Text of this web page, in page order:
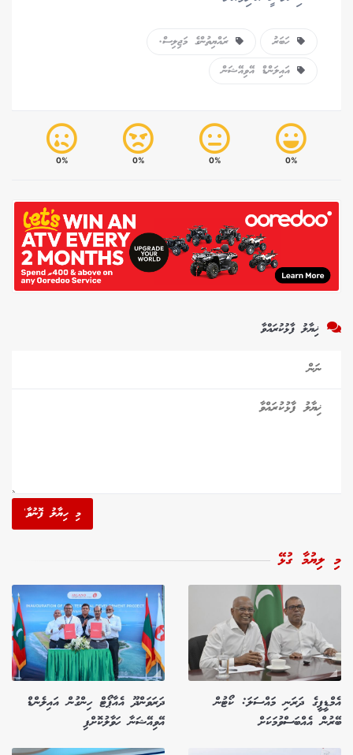
ހަބަރު
ރައްޔިތުންގެ މަޖިލިސް.
އައިލަންޑް އޭވިއޭޝަން
0%
0%
0%
0%
ޚިޔާލު ފާޅުކުރައްވާ
މި ހިޔާލު ފޮނުވާ'
މި ލިޔުމާ ގުޅޭ
އެމްޑީޕީގެ ދަރަނި މައްސަލަ: ކޯޓުން
ބޭރުން އެއްބަސްވުމަކަށް
ދަރަވަންދޫ އެއާޕޯޓް ހިންގުން އައިލެންޑް
އޭވިއޭޝަނާ ހަވާލުކޮށްފި